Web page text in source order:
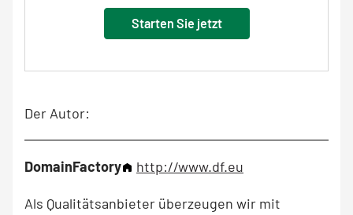
Starten Sie jetzt
Der Autor:
DomainFactory http://www.df.eu
Als Qualitätsanbieter überzeugen wir mit